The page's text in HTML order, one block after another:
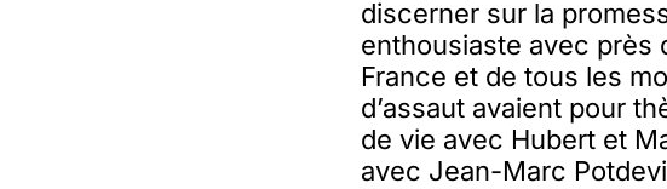
discerner sur la
enthousiaste avec près
France et de tous les
d’assaut avaient pour
de vie avec Hubert et
avec Jean-Marc